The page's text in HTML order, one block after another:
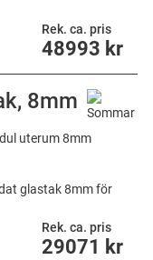
Rek. ca. pris
48993 kr
8mm
glastak 8mm för
Rek. ca. pris
29071 kr